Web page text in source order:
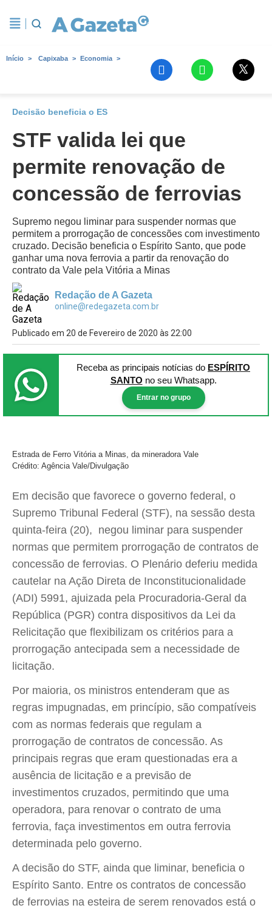
Início Capixaba Economia
Decisão beneficia o ES
STF valida lei que
permite renovação de
concessão de ferrovias
Supremo negou liminar para suspender normas que
permitem a prorrogação de concessões com investimento
cruzado. Decisão beneficia o Espírito Santo, que pode
ganhar uma nova ferrovia a partir da renovação do
contrato da Vale pela Vitória a Minas
Redação de A Gazeta
online@redegazeta.com.br
Publicado em 20 de Fevereiro de 2020 às 22:00
Receba as principais notícias do ESPÍRITO
SANTO no seu Whatsapp.
Entrar no grupo
Estrada de Ferro Vitória a Minas, da mineradora Vale
Crédito: Agência Vale/Divulgação
Em decisão que favorece o governo federal, o
Supremo Tribunal Federal (STF), na sessão desta
quinta-feira (20), negou liminar para suspender
normas que permitem prorrogação de contratos de
concessão de ferrovias. O Plenário deferiu medida
cautelar na Ação Direta de Inconstitucionalidade
(ADI) 5991, ajuizada pela Procuradoria-Geral da
República (PGR) contra dispositivos da Lei da
Relicitação que flexibilizam os critérios para a
prorrogação antecipada sem a necessidade de
licitação.
Por maioria, os ministros entenderam que as
regras impugnadas, em princípio, são compatíveis
com as normas federais que regulam a
prorrogação de contratos de concessão. As
principais regras que eram questionadas era a
ausência de licitação e a previsão de
investimentos cruzados, permitindo que uma
operadora, para renovar o contrato de uma
ferrovia, faça investimentos em outra ferrovia
determinada pelo governo.
A decisão do STF, ainda que liminar, beneficia o
Espírito Santo. Entre os contratos de concessão
de ferrovias na esteira de serem renovados está o